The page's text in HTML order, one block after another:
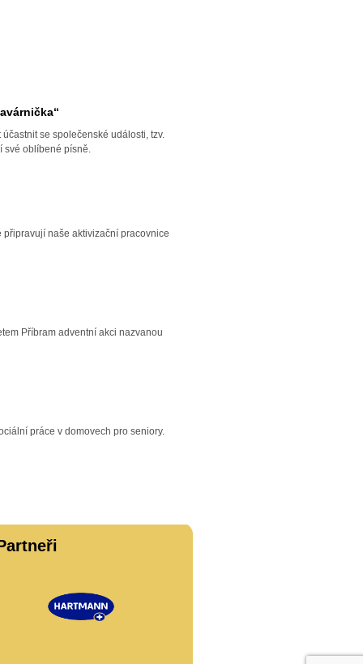
se společenské události, tzv.
své oblíbené písně.
naše aktivizační pracovnice
Příbram adventní akci nazvanou
práce v domovech pro seniory.